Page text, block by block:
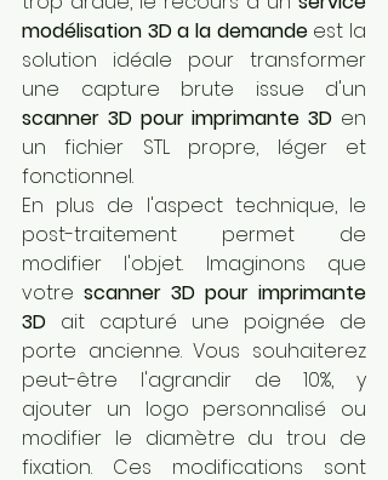
modélisation 3D a la demande est la
solution idéale pour transformer
scanner 3D pour imprimante 3D en
un fichier STL propre, léger et
fonctionnel.
En plus de l'aspect technique, le
post-traitement permet de
modifier l'objet. Imaginons que
votre scanner 3D pour imprimante
3D ait capturé une poignée de
porte ancienne. Vous souhaiterez
peut-être l'agrandir de 10%, y
ajouter un logo personnalisé ou
modifier le diamètre du trou de
fixation. Ces modifications sont